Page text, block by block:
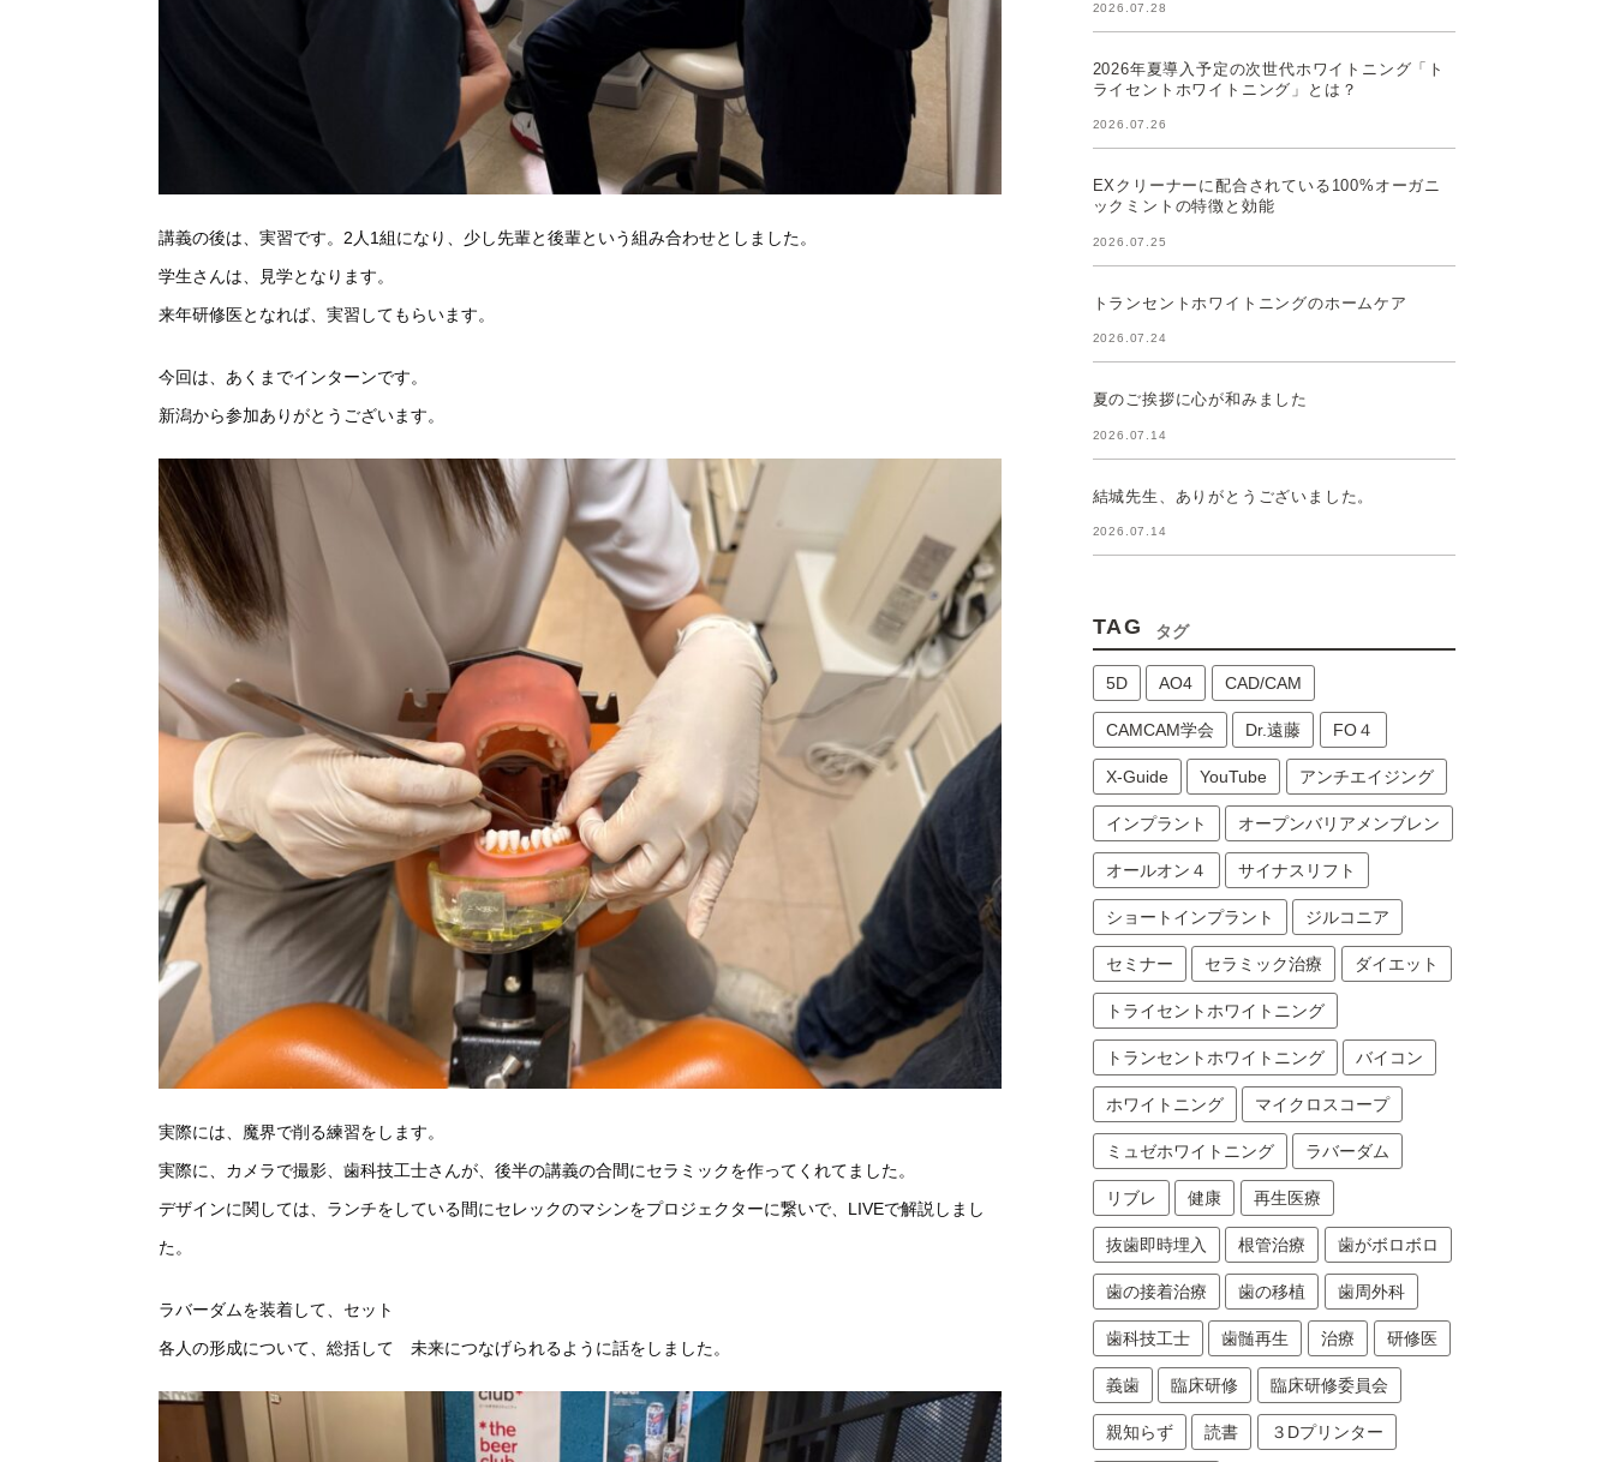
講義の後は、実習です。2人1組になり、少し先輩と後輩という組み合わせとしました。
学生さんは、見学となります。
来年研修医となれば、実習してもらいます。
今回は、あくまでインターンです。
新潟から参加ありがとうございます。
実際には、魔界で削る練習をします。
実際に、カメラで撮影、歯科技工士さんが、後半の講義の合間にセラミックを作ってくれてました。
デザインに関しては、ランチをしている間にセレックのマシンをプロジェクターに繋いで、LIVEで解説しまし
た。
ラバーダムを装着して、セット
各人の形成について、総括して 未来につなげられるように話をしました。
2026.07.28
2026年夏導入予定の次世代ホワイトニング「ト
ライセントホワイトニング」とは？
2026.07.26
EXクリーナーに配合されている100%オーガニ
ックミントの特徴と効能
2026.07.25
トランセントホワイトニングのホームケア
2026.07.24
夏のご挨拶に心が和みました
2026.07.14
結城先生、ありがとうございました。
2026.07.14
TAG タグ
5D AO4 CAD/CAM
CAMCAM学会 Dr.遠藤 FO４
X-Guide YouTube アンチエイジング
インプラント オープンバリアメンブレン
オールオン４ サイナスリフト
ショートインプラント ジルコニア
セミナー セラミック治療 ダイエット
トライセントホワイトニング
トランセントホワイトニング バイコン
ホワイトニング マイクロスコープ
ミュゼホワイトニング ラバーダム
リブレ 健康 再生医療
抜歯即時埋入 根管治療 歯がボロボロ
歯の接着治療 歯の移植 歯周外科
歯科技工士 歯髄再生 治療 研修医
義歯 臨床研修 臨床研修委員会
親知らず 読書 ３Dプリンター